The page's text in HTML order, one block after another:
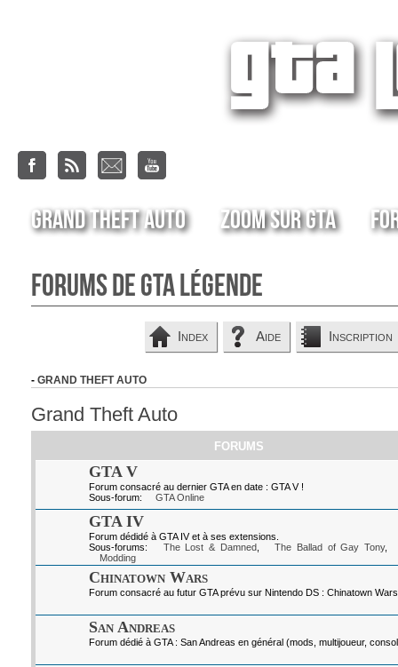
Grand Theft Auto Zoom sur GTA
Forums de GTA Légende
Index Aide Inscription
- GRAND THEFT AUTO
Grand Theft Auto
FORUMS
GTA V
Forum consacré au dernier GTA en date : GTA V !
Sous-forum:
GTA Online
GTA IV
Forum dédidé à GTA IV et à ses extensions.
Sous-forums:
The Lost & Damned, The Ballad of Gay Tony,
Modding
Chinatown Wars
Forum consacré au futur GTA prévu sur Nintendo DS : Chinatown Wars
San Andreas
Forum dédié à GTA : San Andreas en général (mods, multijoueur,